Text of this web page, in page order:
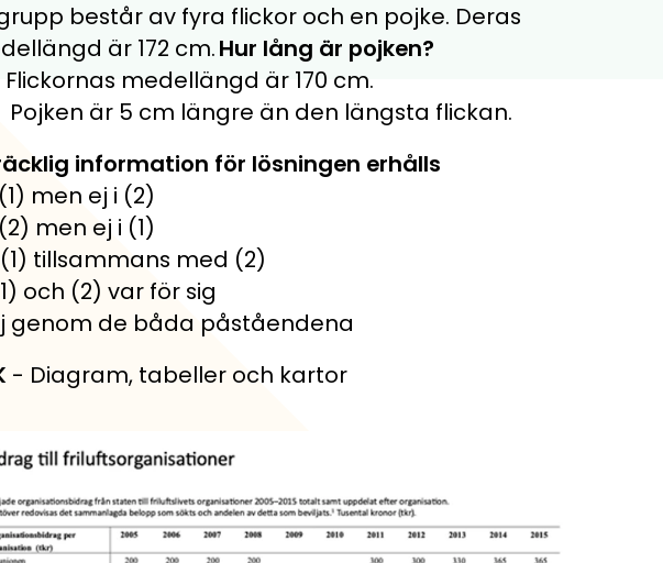
består av fyra flickor och en pojke. Deras
är 172 cm.Hur lång är pojken?
medellängd är 170 cm.
är 5 cm längre än den längsta flickan.
information för lösningen erhålls
men ej i (2)
men ej i (1)
(1) tillsammans med (2)
och (2) var för sig
genom de båda påståendena
- Diagram, tabeller och kartor